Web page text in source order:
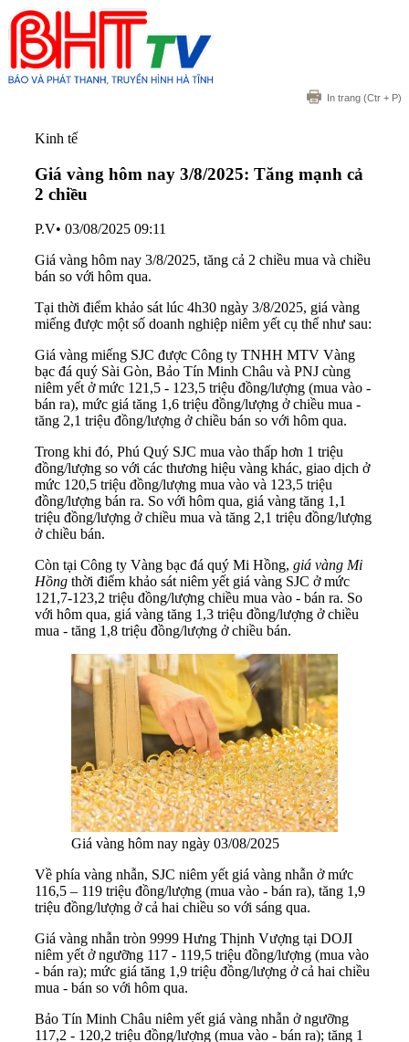
In trang (Ctr + P)
Kinh tế
Giá vàng hôm nay 3/8/2025: Tăng mạnh cả
2 chiều
P.V• 03/08/2025 09:11
Giá vàng hôm nay 3/8/2025, tăng cả 2 chiều mua và chiều
bán so với hôm qua.
Tại thời điểm khảo sát lúc 4h30 ngày 3/8/2025, giá vàng
miếng được một số doanh nghiệp niêm yết cụ thể như sau:
Giá vàng miếng SJC được Công ty TNHH MTV Vàng
bạc đá quý Sài Gòn, Bảo Tín Minh Châu và PNJ cùng
niêm yết ở mức 121,5 - 123,5 triệu đồng/lượng (mua vào -
bán ra), mức giá tăng 1,6 triệu đồng/lượng ở chiều mua -
tăng 2,1 triệu đồng/lượng ở chiều bán so với hôm qua.
Trong khi đó, Phú Quý SJC mua vào thấp hơn 1 triệu
đồng/lượng so với các thương hiệu vàng khác, giao dịch ở
mức 120,5 triệu đồng/lượng mua vào và 123,5 triệu
đồng/lượng bán ra. So với hôm qua, giá vàng tăng 1,1
triệu đồng/lượng ở chiều mua và tăng 2,1 triệu đồng/lượng
ở chiều bán.
Còn tại Công ty Vàng bạc đá quý Mi Hồng, giá vàng Mi
Hồng thời điểm khảo sát niêm yết giá vàng SJC ở mức
121,7-123,2 triệu đồng/lượng chiều mua vào - bán ra. So
với hôm qua, giá vàng tăng 1,3 triệu đồng/lượng ở chiều
mua - tăng 1,8 triệu đồng/lượng ở chiều bán.
Giá vàng hôm nay ngày 03/08/2025
Về phía vàng nhẫn, SJC niêm yết giá vàng nhẫn ở mức
116,5 – 119 triệu đồng/lượng (mua vào - bán ra), tăng 1,9
triệu đồng/lượng ở cả hai chiều so với sáng qua.
Giá vàng nhẫn tròn 9999 Hưng Thịnh Vượng tại DOJI
niêm yết ở ngưỡng 117 - 119,5 triệu đồng/lượng (mua vào
- bán ra); mức giá tăng 1,9 triệu đồng/lượng ở cả hai chiều
mua - bán so với hôm qua.
Bảo Tín Minh Châu niêm yết giá vàng nhẫn ở ngưỡng
117,2 - 120,2 triệu đồng/lượng (mua vào - bán ra); tăng 1